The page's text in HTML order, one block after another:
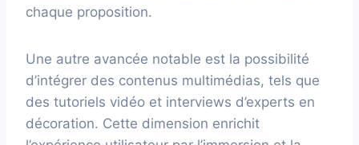
chaque proposition.
Une autre avancée notable est la possibilité
d’intégrer des contenus multimédias, tels que
des tutoriels vidéo et interviews d’experts en
décoration. Cette dimension enrichit